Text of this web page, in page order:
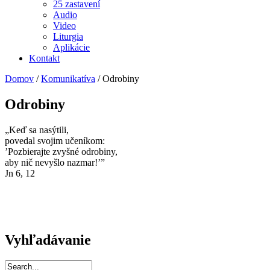
25 zastavení
Audio
Video
Liturgia
Aplikácie
Kontakt
Domov /Komunikatíva /Odrobiny
Odrobiny
„Keď sa nasýtili,
povedal svojim učeníkom:
’Pozbierajte zvyšné odrobiny,
aby nič nevyšlo nazmar!’”
Jn 6, 12
Vyhľadávanie